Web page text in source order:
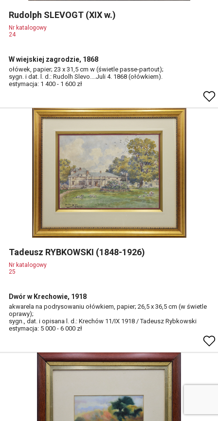
Rudolph SLEVOGT (XIX w.)
Nr katalogowy
24
W wiejskiej zagrodzie, 1868
ołówek, papier; 23 x 31,5 cm w (świetle passe-partout);
sygn. i dat. l. d.: Rudolh Slevo....Juli 4. 1868 (ołówkiem).
estymacja: 1 400 - 1 600 zł
Tadeusz RYBKOWSKI (1848-1926)
Nr katalogowy
25
Dwór w Krechowie, 1918
akwarela na podrysowaniu ołówkiem, papier; 26,5 x 36,5 cm (w świetle
oprawy);
sygn., dat. i opisana l. d.: Krechów 11/IX 1918 / Tadeusz Rybkowski
estymacja: 5 000 - 6 000 zł